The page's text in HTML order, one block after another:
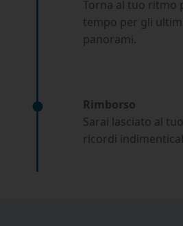
Torna al tuo ritmo
tempo per gli
panorami.
Rimborso
Sarai lasciato al
ricordi